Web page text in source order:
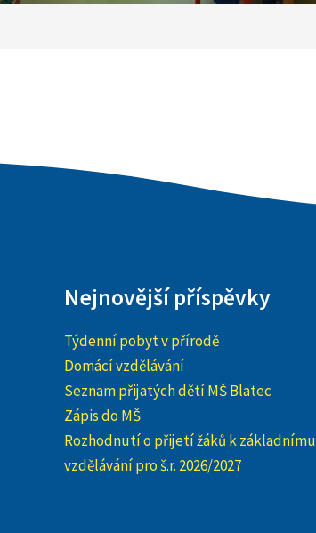
Nejnovější příspěvky
Týdenní pobyt v přírodě
Domácí vzdělávání
Seznam přijatých dětí MŠ Blatec
Zápis do MŠ
Rozhodnutí o přijetí žáků k základnímu
vzdělávání pro š.r. 2026/2027